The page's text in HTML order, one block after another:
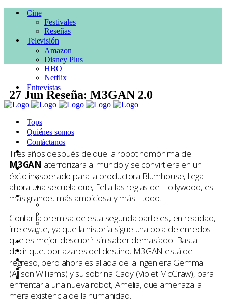
Cine
Festivales
Reseñas
Televisión
Amazon
Disney Plus
HBO
Netflix
Entrevistas
Tops
Quiénes somos
Contáctanos
Cine
Festivales
Reseñas
Televisión
Amazon
Disney Plus
HBO
Netflix
Entrevistas
Tops
Quiénes somos
Contáctanos
Buscar
27 JunReseña: M3GAN 2.0
Suspenso by
Like
Tres años después de que la robot homónima de
M3GAN aterrorizara al mundo y se convirtiera en un
éxito inesperado para la productora Blumhouse, llega
ahora una secuela que, fiel a las reglas de Hollywood, es
más grande, más ambiciosa y más… todo.
Contar la premisa de esta segunda parte es, en realidad,
irrelevante, ya que la historia sigue una bola de enredos
que es mejor descubrir sin saber demasiado. Basta
decir que, por azares del destino, M3GAN está de
regreso, pero ahora es aliada de la ingeniera Gemma
(Allison Williams) y su sobrina Cady (Violet McGraw), para
enfrentar a una nueva robot, Amelia, que amenaza la
mera existencia de la humanidad.